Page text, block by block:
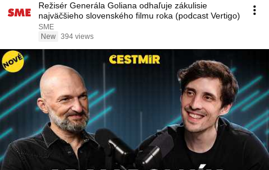
Režisér Generála Goliana odhaľuje zákulisie
najväčšieho slovenského filmu roka (podcast Vertigo)
SME
New 394 views